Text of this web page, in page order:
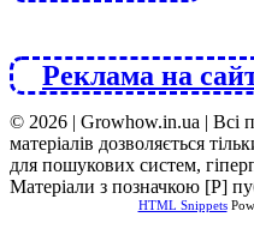
Реклама на
© 2026 | Growhow.in.ua | Всі
матеріалів дозволяється
для пошукових систем,
Матеріали з позначкою [Р]
HTML Snippets